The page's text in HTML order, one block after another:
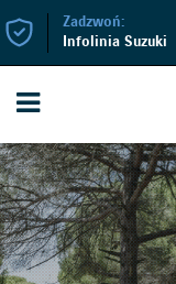
Zadzwoń:
Infolinia Suzuki